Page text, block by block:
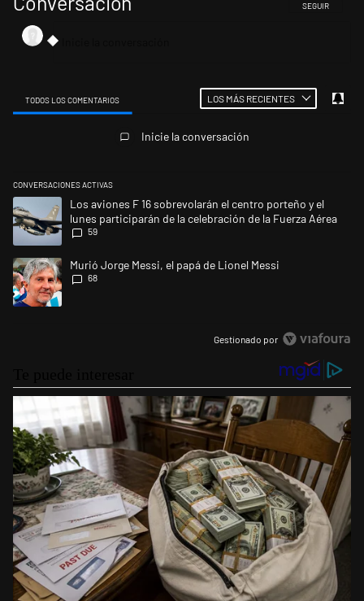
SIGA ESTA
SEGUIR
TODOS LOS COMENTARIOS LOS MÁS RECIENTES
Inicie la conversación
CONVERSACIONES ACTIVAS
Este listado muestra los artículos con más comentarios en los últimos
Un artículo de tendencia con el título "Los aviones F 16 sobrevolarán
Los aviones F 16 sobrevolarán el centro porteño y el
lunes participarán de la celebración de la Fuerza Aérea
59
Un artículo de tendencia con el título "Murió Jorge Messi, el papá de
Murió Jorge Messi, el papá de Lionel Messi
68
Gestionado por